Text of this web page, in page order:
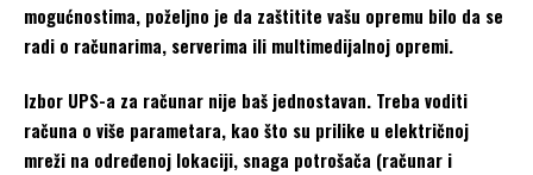
mogućnostima, poželjno je da zaštitite vašu opremu bilo da se
radi o računarima, serverima ili multimedijalnoj opremi.
Izbor UPS-a za računar nije baš jednostavan. Treba voditi
računa o više parametara, kao što su prilike u električnoj
mreži na određenoj lokaciji, snaga potrošača (računar i